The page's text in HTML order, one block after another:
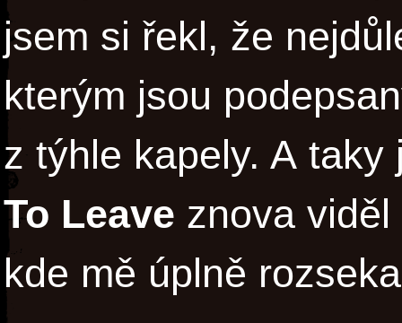
jsem si řekl, že
kterým jsou
z týhle kapely. A
To Leave znova
kde mě úplně